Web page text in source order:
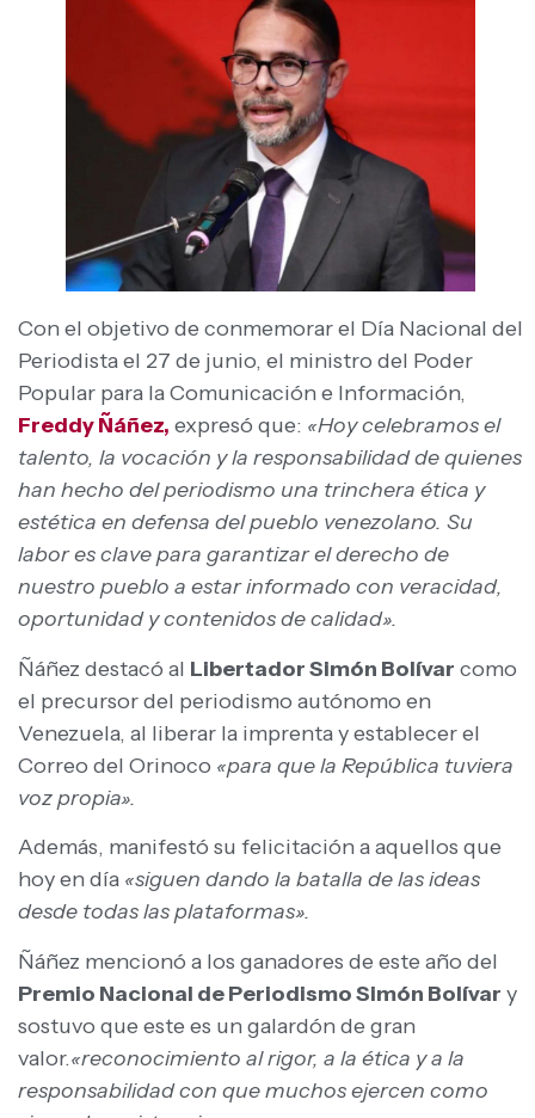
Con el objetivo de conmemorar el Día Nacional del
Periodista el 27 de junio, el ministro del Poder
Popular para la Comunicación e Información,
Freddy Ñáñez, expresó que: «Hoy celebramos el
talento, la vocación y la responsabilidad de quienes
han hecho del periodismo una trinchera ética y
estética en defensa del pueblo venezolano. Su
labor es clave para garantizar el derecho de
nuestro pueblo a estar informado con veracidad,
oportunidad y contenidos de calidad».
Ñáñez destacó al Libertador Simón Bolívar como
el precursor del periodismo autónomo en
Venezuela, al liberar la imprenta y establecer el
Correo del Orinoco «para que la República tuviera
voz propia».
Además, manifestó su felicitación a aquellos que
hoy en día «siguen dando la batalla de las ideas
desde todas las plataformas».
Ñáñez mencionó a los ganadores de este año del
Premio Nacional de Periodismo Simón Bolívar y
sostuvo que este es un galardón de gran
valor.«reconocimiento al rigor, a la ética y a la
responsabilidad con que muchos ejercen como